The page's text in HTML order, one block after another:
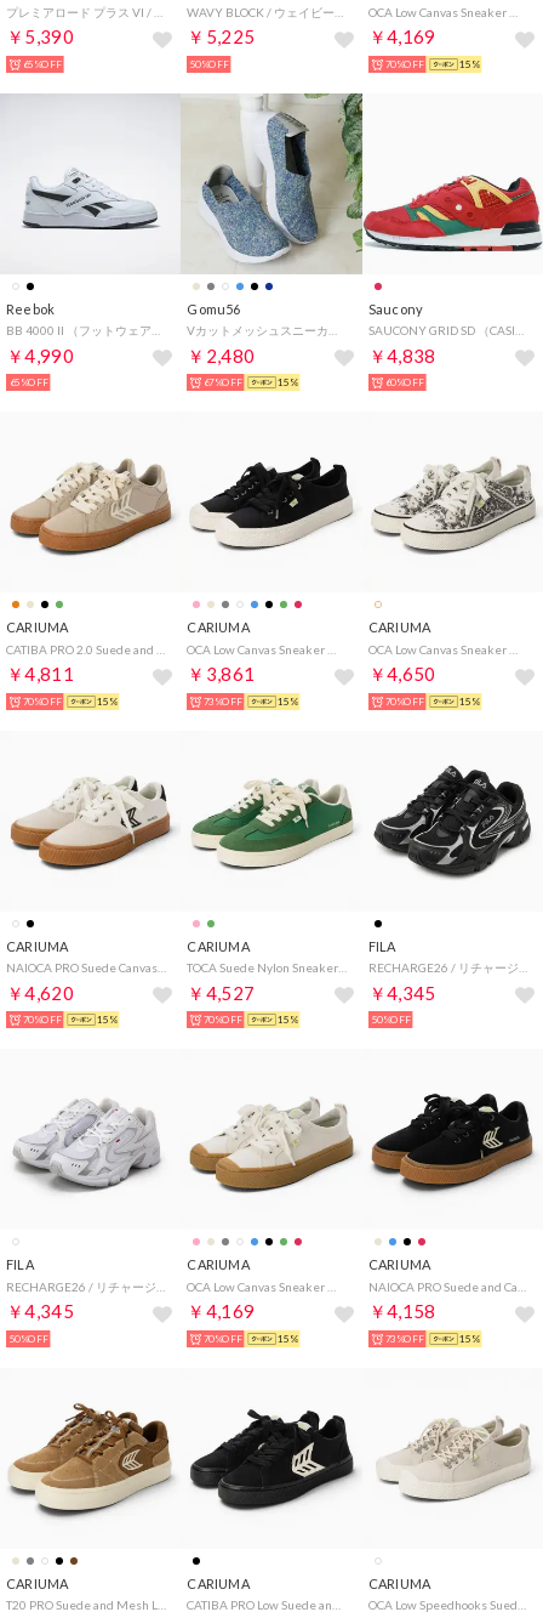
￥5,390
65%OFF
￥5,225
50%OFF
￥4,169
70%OFF 15%
Reebok
￥4,990
65%OFF
Gomu56
￥2,480
67%OFF 15%
Saucony
￥4,838
60%OFF
CARIUMA
￥4,811
70%OFF 15%
CARIUMA
￥3,861
73%OFF 15%
CARIUMA
￥4,650
70%OFF 15%
CARIUMA
￥4,620
70%OFF 15%
CARIUMA
￥4,527
70%OFF 15%
FILA
￥4,345
50%OFF
FILA
￥4,345
50%OFF
CARIUMA
￥4,169
70%OFF 15%
CARIUMA
￥4,158
73%OFF 15%
CARIUMA CARIUMA CARIUMA